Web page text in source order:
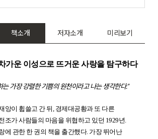
책소개 저자소개 미리보기
가운 이성으로 뜨거운 사랑을 탐구하다
는 가장 강렬한 기쁨의 원천이라고 나는 생각한다.”
앙이 휩쓸고 간 뒤, 경제대공황과 또 다른
조가 사람들의 마음을 위협하고 있던 1929년.
에 관한 한 권의 책을 출간했다. 가장 뛰어난